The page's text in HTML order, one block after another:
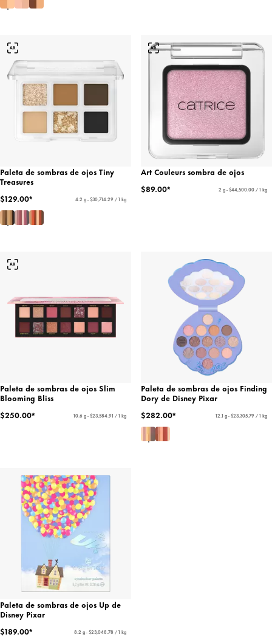
Paleta de sombras de ojos Tiny
Treasures
$129.00*
4.2 g - $30,714.29 / 1 kg
Art Couleurs sombra de ojos
$89.00*
2 g - $44,500.00 / 1 kg
Paleta de sombras de ojos Slim
Blooming Bliss
$250.00*
10.6 g - $23,584.91 / 1 kg
Paleta de sombras de ojos Finding
Dory de Disney Pixar
$282.00*
12.1 g - $23,305.79 / 1 kg
Paleta de sombras de ojos Up de
Disney Pixar
$189.00*
8.2 g - $23,048.78 / 1 kg